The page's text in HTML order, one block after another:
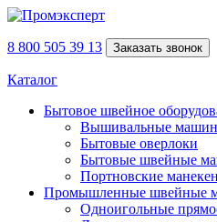
8 800 505 39 13 Заказать звонок
Каталог
Бытовое швейное
Вышивальные
Бытовые оверлоки
Бытовые швейные
Портновские
Промышленные швейные
Одноигольные